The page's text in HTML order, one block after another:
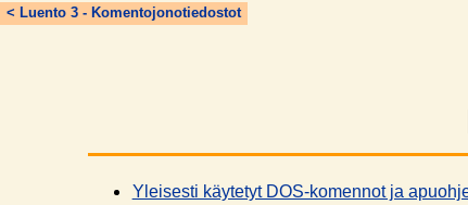
< Luento 3 - Komentojonotiedostot
Yleisesti käytetyt DOS-komennot ja